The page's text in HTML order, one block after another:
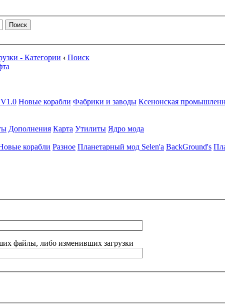
- Категории ‹ Поиск
Новые корабли Фабрики и заводы Ксенонская
Дополнения Карта Утилиты Ядро мода
корабли Разное Планетарный мод Selen'a BackGround's
файлы, либо изменивших загрузки